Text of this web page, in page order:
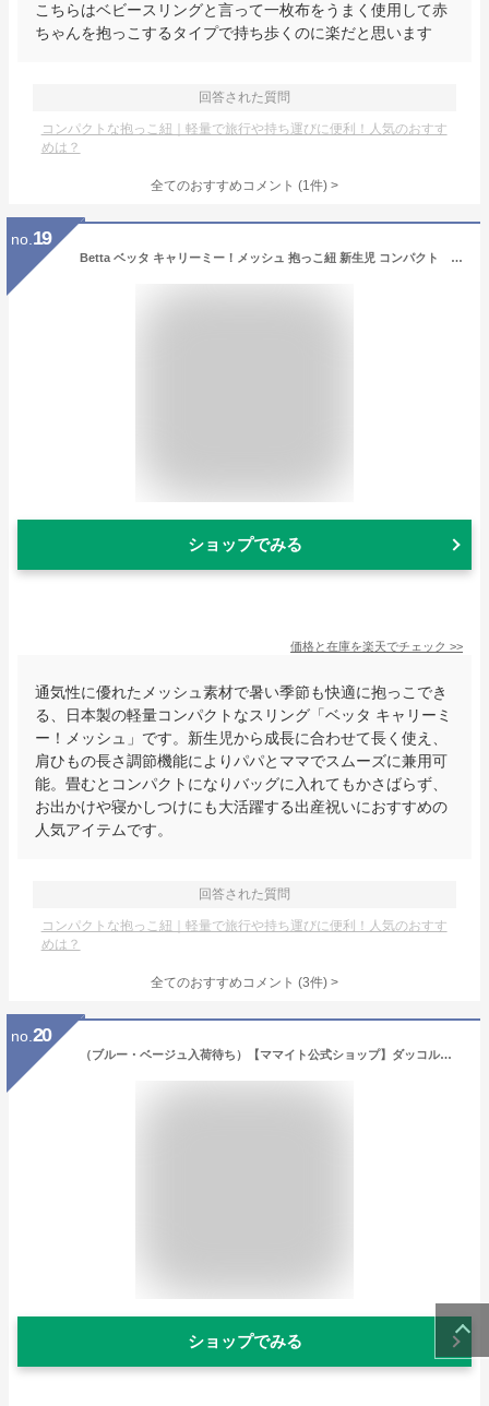
こちらはベビースリングと言って一枚布をうまく使用して赤
ちゃんを抱っこするタイプで持ち歩くのに楽だと思います
回答された質問
コンパクトな抱っこ紐｜軽量で旅行や持ち運びに便利！人気のおすす
めは？
全てのおすすめコメント (1件) >
no. 19
Betta ベッタ キャリーミー！メッシュ 抱っこ紐 新生児 コンパクト 軽量 スリング 抱っこひも ベビー赤ちゃん 日本製 パパママ兼用 出産祝い ギフト
ショップでみる
価格と在庫を楽天でチェック >>
通気性に優れたメッシュ素材で暑い季節も快適に抱っこでき
る、日本製の軽量コンパクトなスリング「ベッタ キャリーミ
ー！メッシュ」です。新生児から成長に合わせて長く使え、
肩ひもの長さ調節機能によりパパとママでスムーズに兼用可
能。畳むとコンパクトになりバッグに入れてもかさばらず、
お出かけや寝かしつけにも大活躍する出産祝いにおすすめの
人気アイテムです。
回答された質問
コンパクトな抱っこ紐｜軽量で旅行や持ち運びに便利！人気のおすす
めは？
全てのおすすめコメント (3件) >
no. 20
（ブルー・ベージュ入荷待ち）【ママイト公式ショップ】ダッコルト・ヒッコリーシリーズ 超軽量160g 片手抱っこ ギフト 出産祝い セカンド抱っこ紐 丸洗い ヒップシート 男女兼用 斜めがけ アフターサポート 日本製
ショップでみる